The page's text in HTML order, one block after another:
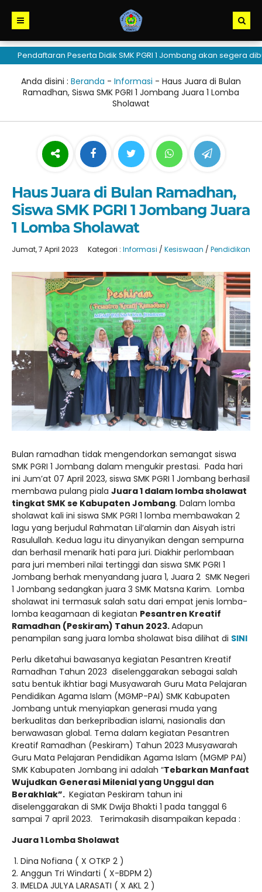
Peserta Didik SMK PGRI 1 Jombang akan segera dibuka
Anda disini : Beranda - Informasi - Haus Juara di Bulan
Ramadhan, Siswa SMK PGRI 1 Jombang Juara 1 Lomba
Sholawat
Haus Juara di Bulan Ramadhan,
Siswa SMK PGRI 1 Jombang Juara
1 Lomba Sholawat
Jumat, 7 April 2023 Kategori : Informasi / Kesiswaan / Pendidikan
Bulan ramadhan tidak mengendorkan semangat siswa
SMK PGRI 1 Jombang dalam mengukir prestasi. Pada hari
ini Jum’at 07 April 2023, siswa SMK PGRI 1 Jombang berhasil
membawa pulang piala Juara 1 dalam lomba sholawat
tingkat SMK se Kabupaten Jombang. Dalam lomba
sholawat kali ini siswa SMK PGRI 1 lomba membawakan 2
lagu yang berjudul Rahmatan Lil’alamin dan Aisyah istri
Rasulullah. Kedua lagu itu dinyanyikan dengan sempurna
dan berhasil menarik hati para juri. Diakhir perlombaan
para juri memberi nilai tertinggi dan siswa SMK PGRI 1
Jombang berhak menyandang juara 1, Juara 2 SMK Negeri
1 Jombang sedangkan juara 3 SMK Matsna Karim. Lomba
sholawat ini termasuk salah satu dari empat jenis lomba-
lomba keagamaan di kegiatan Pesantren Kreatif
Ramadhan (Peskiram) Tahun 2023.Adapun
penampilan sang juara lomba sholawat bisa dilihat di SINI
Perlu diketahui bawasanya kegiatan Pesantren Kreatif
Ramadhan Tahun 2023 diselenggarakan sebagai salah
satu bentuk ikhtiar bagi Musyawarah Guru Mata Pelajaran
Pendidikan Agama Islam (MGMP-PAI) SMK Kabupaten
Jombang untuk menyiapkan generasi muda yang
berkualitas dan berkepribadian islami, nasionalis dan
berwawasan global. Tema dalam kegiatan Pesantren
Kreatif Ramadhan (Peskiram) Tahun 2023 Musyawarah
Guru Mata Pelajaran Pendidikan Agama Islam (MGMP PAI)
SMK Kabupaten Jombang ini adalah “Tebarkan Manfaat
Wujudkan Generasi Milenial yang Unggul dan
Berakhlak”. Kegiatan Peskiram tahun ini
diselenggarakan di SMK Dwija Bhakti 1 pada tanggal 6
sampai 7 april 2023. Terimakasih disampaikan kepada :
Juara 1 Lomba Sholawat
Dina Nofiana ( X OTKP 2 )
Anggun Tri Windarti ( X-BDPM 2)
IMELDA JULYA LARASATI ( X AKL 2 )